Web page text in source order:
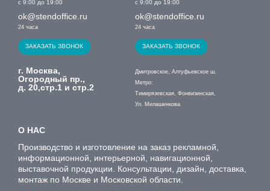
с 9:00 до 19:00
ok@stendoffice.ru
24 часа
ЗАКАЗАТЬ ЗВОНОК
с 9:00 до 19:00
ok@stendoffice.ru
24 часа
ЗАКАЗАТЬ ЗВОНОК
г. Москва,
Огородный пр.,
д. 20,стр.1 и стр.2
Дмитровское, Алтуфьевское ш.
Метро:
Тимирязевская, Фонвизинская,
Ул. Милашенкова
О НАС
Производство и изготовление на заказ рекламной,
информационной, интерьерной, навигационной,
выставочной продукции. Консультации, дизайн, доставка,
монтаж по Москве и Московской области.